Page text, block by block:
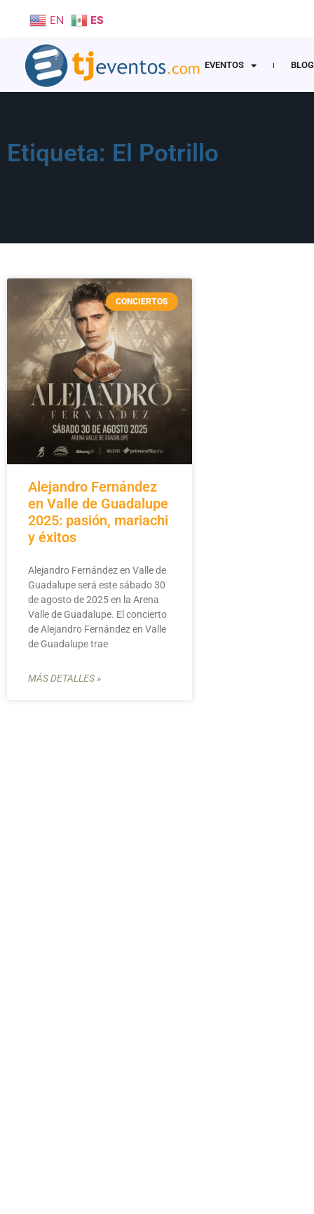
EN ES
EVENTOS BLOG
Etiqueta: El Potrillo
CONCIERTOS
Alejandro Fernández
en Valle de Guadalupe
2025: pasión, mariachi
y éxitos
Alejandro Fernández en Valle de
Guadalupe será este sábado 30
de agosto de 2025 en la Arena
Valle de Guadalupe. El concierto
de Alejandro Fernández en Valle
de Guadalupe trae
MÁS DETALLES »